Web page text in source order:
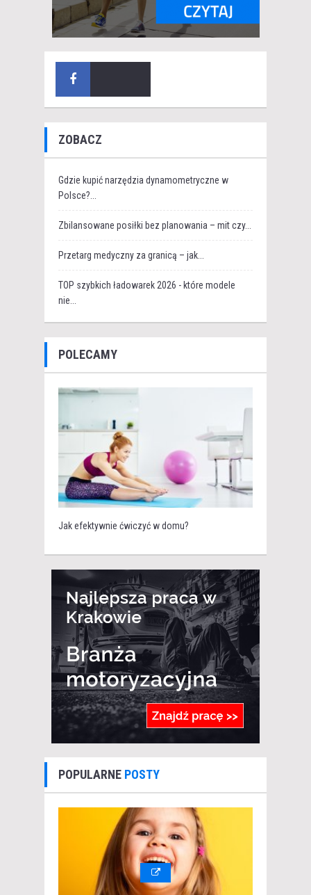
ZOBACZ
Gdzie kupić narzędzia dynamometryczne w
Polsce?...
Zbilansowane posiłki bez planowania – mit czy...
Przetarg medyczny za granicą – jak...
TOP szybkich ładowarek 2026 - które modele
nie...
POLECAMY
Jak efektywnie ćwiczyć w domu?
POPULARNE POSTY